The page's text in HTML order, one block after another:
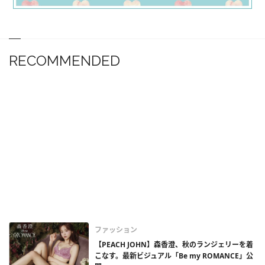
RECOMMENDED
ファッション
【PEACH JOHN】森香澄、秋のランジェリーを着
こなす。最新ビジュアル「Be my ROMANCE」公